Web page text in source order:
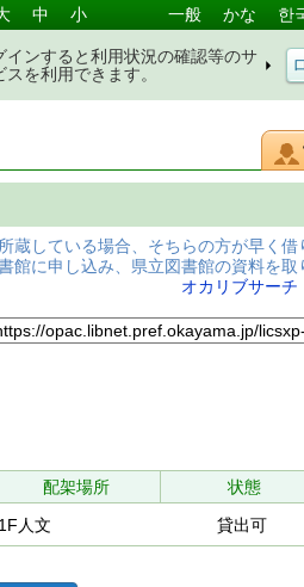
中 小 一般 かな 한
インすると利用状況の確認等のサ
スを利用できます。
蔵している場合、そちらの方が早く借
館に申し込み、県立図書館の資料を取
オカリブサーチ
配架場所 状態
人文
貸出可